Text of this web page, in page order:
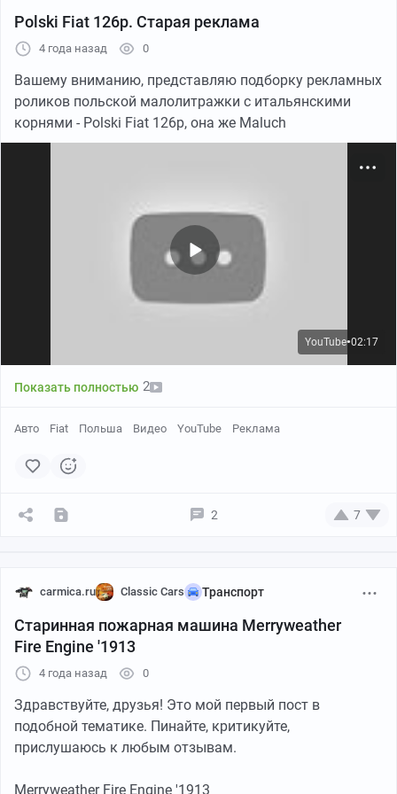
Polski Fiat 126p. Старая реклама
4 года назад 0
Вашему вниманию, представляю подборку рекламных
роликов польской малолитражки с итальянскими
корнями - Polski Fiat 126p, она же Maluch
YouTube●02:17
Показать полностью 2
Авто Fiat Польша Видео YouTube Реклама
2 7
carmica.ru Classic Cars Транспорт
Старинная пожарная машина Merryweather
Fire Engine '1913
4 года назад 0
Здравствуйте, друзья! Это мой первый пост в
подобной тематике. Пинайте, критикуйте,
прислушаюсь к любым отзывам.
Merryweather Fire Engine '1913